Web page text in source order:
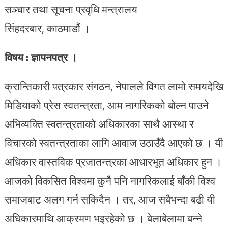
सञ्चार तथा सूचना प्रवृधि मन्त्रालय
सिंहदरबार, काठमाडौं ।
विषय : ज्ञापनपत्र ।
क्रान्तिकारी पत्रकार संगठन, नेपालले विगत लामो समयदेखि
मिडियाको प्रेस स्वतन्त्रता, आम नागरिकको बोल्न पाउने
अभिव्यक्ति स्वतन्त्रताको अधिकारका साथै आस्था र
विचारको स्वतन्त्रताका लागि आवाज उठाउँदै आएको छ । यी
अधिकार वास्तविक प्रजातन्त्रका आधारभूत अधिकार हुन ।
आजको विकसित विश्वमा कुनै पनि नागरिकलाई बाँकी विश्व
समाजबाट अलग गर्न सकिदैन । तर, आज सबैभन्दा बढी यी
अधिकारमाथि आक्रमण भइरहेको छ । बेलाबेलामा बन्ने